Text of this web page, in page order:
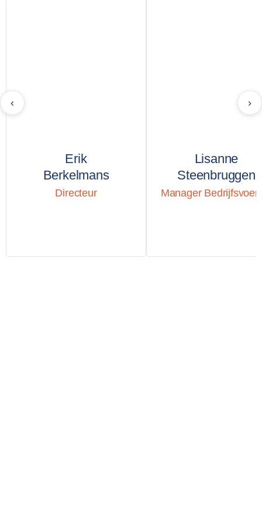
‹
Erik
Berkelmans
Directeur
Lisanne
Steenbruggen
Manager
›